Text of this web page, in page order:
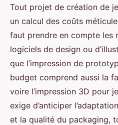
Tout projet de création de
un calcul des coûts
faut prendre en compte les
logiciels de design ou
que l’impression de
budget comprend aussi la
voire l’impression 3D pour
exige d’anticiper
et la qualité du packaging,